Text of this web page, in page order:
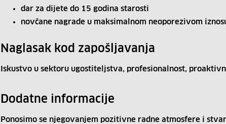
dar za dijete do 15 godina starosti
novčane nagrade u maksimalnom neoporezivom
Naglasak kod zapošljavanja
Iskustvo u sektoru ugostiteljstva, profesionalnost,
Dodatne informacije
Ponosimo se njegovanjem pozitivne radne atmosfere i